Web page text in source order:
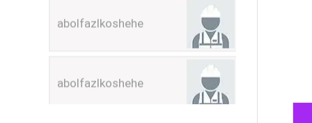
abolfazlkoshehe
A.balandeh